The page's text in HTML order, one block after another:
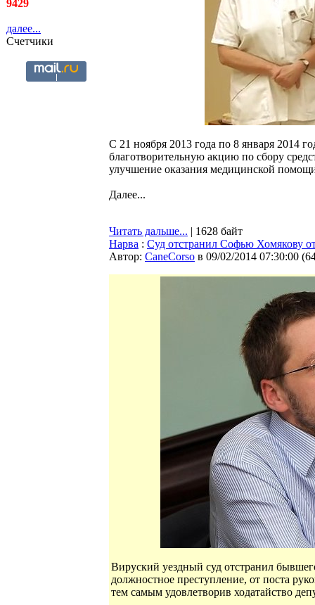
9429
далее...
Счетчики
С 21 ноября 2013 года по 8 января 2014
благотворительную акцию по сбору
улучшение оказания медицинской
Далее...
Читать дальше... | 1628 байт
Нарва : Суд отстранил Софью Хомякову
Автор: CaneCorso в 09/02/2014 07:30:00 (
Вируский уездный суд отстранил
должностное преступление, от поста
тем самым удовлетворив ходатайство